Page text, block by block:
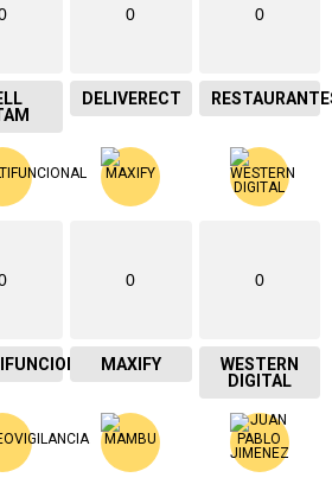
0
DELIVERECT
0
0
MAXIFY
0
WESTERN
DIGITAL